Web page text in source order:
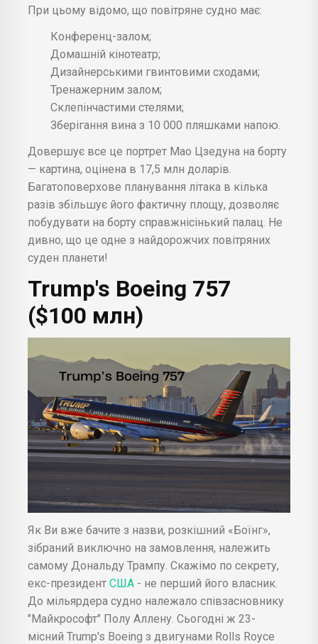
При цьому відомо, що повітряне судно має:
Конференц-залом;
Домашній кінотеатр;
Дизайнерськими гвинтовими сходами;
Тренажерним залом;
Склепінчастими стелями;
Зберігання вина з 10 000 пляшками напою.
Довершує все це портрет Мао Цзедуна на борту
— картина, оцінена в 17,5 млн доларів.
Багатоповерхове планування літака в кілька
разів збільшує його фактичну площу, дозволяє
побудувати на борту справжнісінький палац. Не
дивно, що це одне з найдорожчих повітряних
суден планети!
Trump's Boeing 757
($100 млн)
Як Ви вже бачите з назви, розкішний «Боїнг»,
зібраний виключно на замовлення, належить
самому Дональду Трампу. Скажімо по секрету,
екс-президент США - не перший його власник.
До мільярдера судно належало співзасновнику
"Майкрософт" Полу Аллену. Сьогодні ж 23-
місний Trump's Boeing з двигунами Rolls Royce